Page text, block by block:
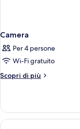
Camera
Per 4 persone
Wi-Fi gratuito
Scopri di più
Altri